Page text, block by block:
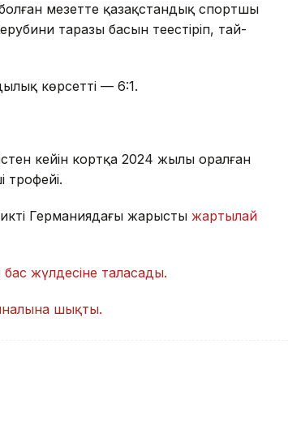
мезетте қазақстандық спортшы
таразы басын теңестіріп, тай-
көрсетті — 6:1.
кейін кортқа 2024 жылы оралған
трофейі.
Германиядағы жарыстың жартылай
бас жүлдесіне таласады.
шықты.